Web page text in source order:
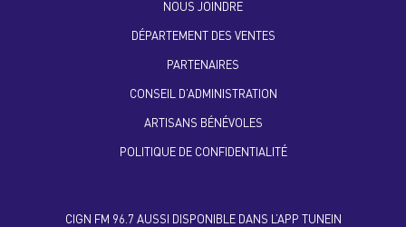
NOUS JOINDRE
DÉPARTEMENT DES VENTES
PARTENAIRES
CONSEIL D’ADMINISTRATION
ARTISANS BÉNÉVOLES
POLITIQUE DE CONFIDENTIALITÉ
CIGN FM 96.7 AUSSI DISPONIBLE DANS L’APP TUNEIN